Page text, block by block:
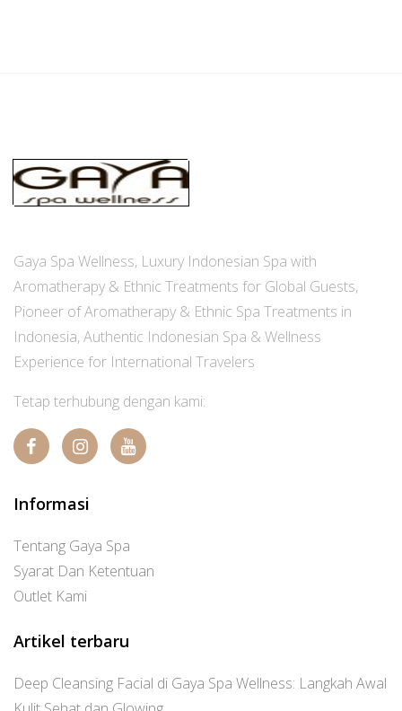
Gaya Spa Wellness, Luxury Indonesian Spa with
Aromatherapy & Ethnic Treatments for Global Guests,
Pioneer of Aromatherapy & Ethnic Spa Treatments in
Indonesia, Authentic Indonesian Spa & Wellness
Experience for International Travelers
Tetap terhubung dengan kami:
Informasi
Tentang Gaya Spa
Syarat Dan Ketentuan
Outlet Kami
Artikel terbaru
Deep Cleansing Facial di Gaya Spa Wellness: Langkah Awal